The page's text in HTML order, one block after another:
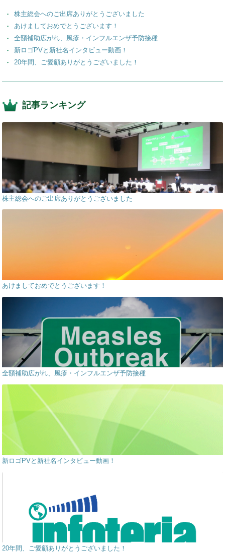
k
株主総会へのご出席ありがとうございました
あけましておめでとうございます！
全額補助広がれ、風疹・インフルエンザ予防接種
新ロゴPVと新社名インタビュー動画！
20年間、ご愛顧ありがとうございました！
記事ランキング
株主総会へのご出席ありがとうございました
あけましておめでとうございます！
全額補助広がれ、風疹・インフルエンザ予防接種
新ロゴPVと新社名インタビュー動画！
20年間、ご愛顧ありがとうございました！